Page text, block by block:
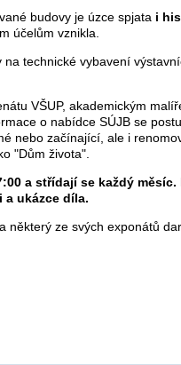
budovy je úzce spjata i
účelům vznikla.
technické vybavení
VŠUP, akademickým
o nabídce SÚJB se
nebo začínající, ale i
"Dům života".
a střídají se každý měsíc.
ukázce díla.
ze svých exponátů